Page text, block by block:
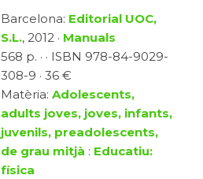
Barcelona: Editorial UOC,
S.L., 2012 · Manuals
568 p. · · ISBN 978-84-9029-
308-9 · 36 €
Matèria:Adolescents,
adults joves, joves, infants,
juvenils, preadolescents,
de grau mitjà : Educatiu:
física